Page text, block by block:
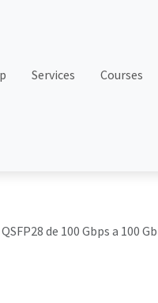
Services Courses
QSFP28 de 100 Gbps a